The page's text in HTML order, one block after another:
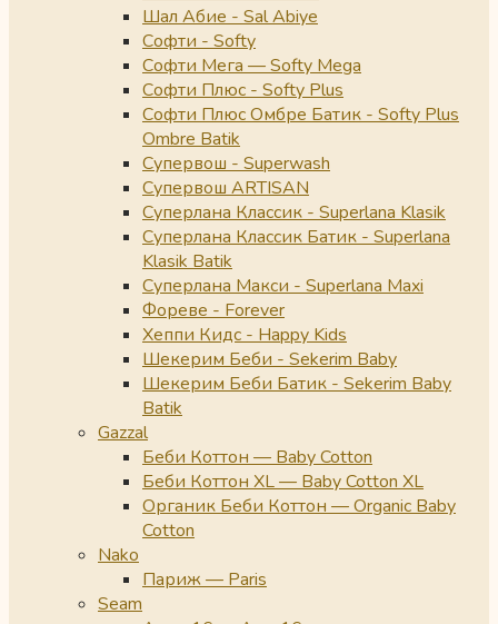
Шал Абие - Sal Abiye
Софти - Softy
Софти Мега — Softy Mega
Софти Плюс - Softy Plus
Софти Плюс Омбре Батик - Softy Plus
Ombre Batik
Супервош - Superwash
Супервош ARTISAN
Суперлана Классик - Superlana Klasik
Суперлана Классик Батик - Superlana
Klasik Batik
Суперлана Макси - Superlana Maxi
Фореве - Forever
Хеппи Кидс - Happy Kids
Шекерим Беби - Sekerim Baby
Шекерим Беби Батик - Sekerim Baby
Batik
Gazzal
Беби Коттон — Baby Cotton
Беби Коттон XL — Baby Cotton XL
Органик Беби Коттон — Organic Baby
Cotton
Nako
Париж — Paris
Seam